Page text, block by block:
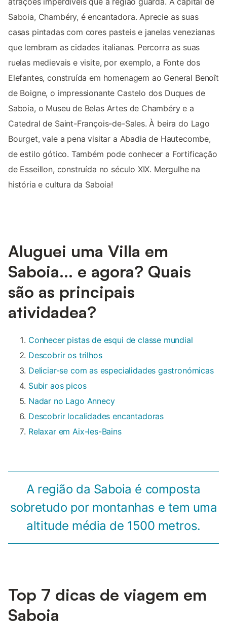
Saboia, Chambéry, é encantadora. Aprecie as suas
casas pintadas com cores pasteis e janelas venezianas
que lembram as cidades italianas. Percorra as suas
ruelas medievais e visite, por exemplo, a Fonte dos
Elefantes, construída em homenagem ao General Benoît
de Boigne, o impressionante Castelo dos Duques de
Saboia, o Museu de Belas Artes de Chambéry e a
Catedral de Saint-François-de-Sales. À beira do Lago
Bourget, vale a pena visitar a Abadia de Hautecombe,
de estilo gótico. Também pode conhecer a Fortificação
de Esseillon, construída no século XIX. Mergulhe na
história e cultura da Saboia!
Aluguei uma Villa em
Saboia... e agora? Quais
são as principais
atividadea?
Conhecer pistas de esqui de classe mundial
Descobrir os trilhos
Deliciar-se com as especialidades gastronómicas
Subir aos picos
Nadar no Lago Annecy
Descobrir localidades encantadoras
Relaxar em Aix-les-Bains
A região da Saboia é composta
sobretudo por montanhas e tem uma
altitude média de 1500 metros.
Top 7 dicas de viagem em
Saboia